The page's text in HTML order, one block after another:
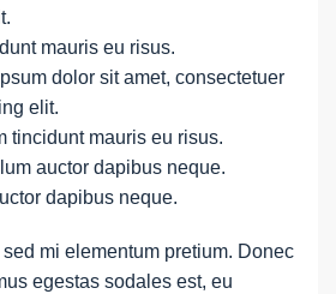
mauris eu risus.
dolor sit amet, consectetuer
elit.
tincidunt mauris eu risus.
auctor dapibus neque.
dapibus neque.
mi elementum pretium. Donec
egestas sodales est, eu